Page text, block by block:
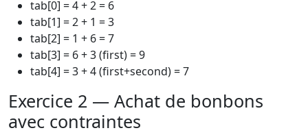
tab[0] = 4 + 2 = 6
tab[1] = 2 + 1 = 3
tab[2] = 1 + 6 = 7
tab[3] = 6 + 3 (first) = 9
tab[4] = 3 + 4 (first+second) = 7
Exercice 2 — Achat de bonbons
avec contraintes